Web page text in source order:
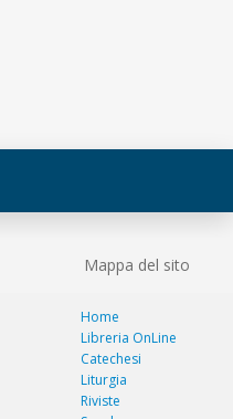
Mappa del sito
Home
Libreria OnLine
Catechesi
Liturgia
Riviste